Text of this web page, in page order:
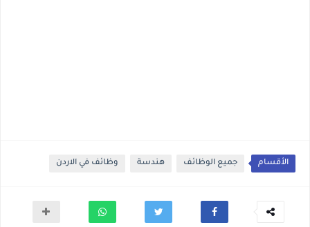
الأقسام جميع الوظائف هندسة وظائف في الاردن